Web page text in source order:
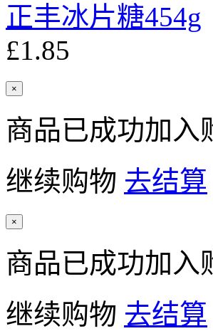
正丰冰片糖454g
£1.85
×
商品已成功加入
继续购物 去结算
×
商品已成功加入
继续购物 去结算